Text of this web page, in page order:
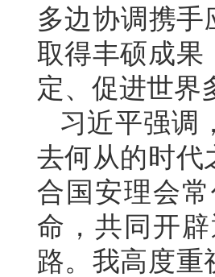
多边协调携手
取得丰硕成果
定、促进世界
习近平强调
去何从的时代
合国安理会
命，共同开
路。我高度重